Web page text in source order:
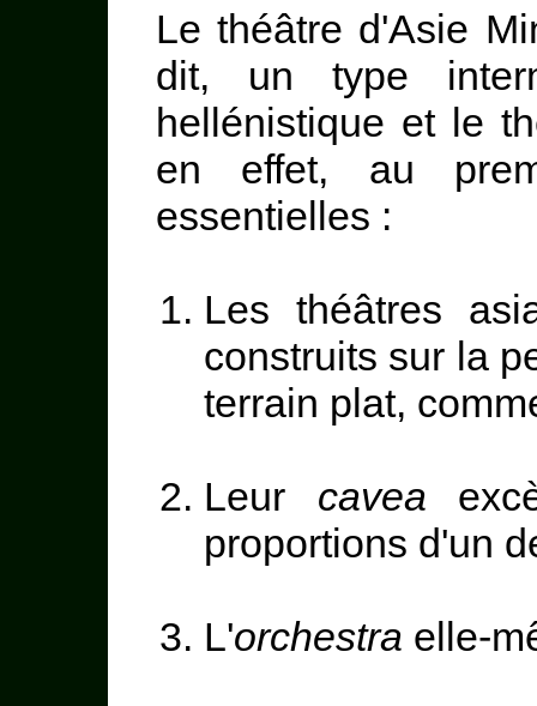
Le théâtre d'Asie
dit, un type
hellénistique et le
en effet, au
essentielles :
Les théâtres
construits sur la
terrain plat,
Leur cavea
proportions d'un
L'orchestra elle-